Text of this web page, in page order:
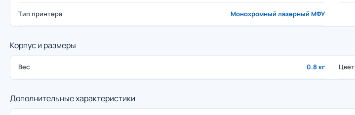
Тип принтера Монохромный лазерный МФУ
Корпус и размеры
Вес 0.8 кг Цвет
Дополнительные характеристики